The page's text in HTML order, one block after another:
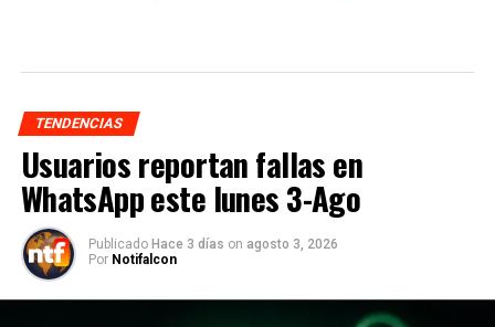
TENDENCIAS
Usuarios reportan fallas en
WhatsApp este lunes 3-Ago
Publicado Hace 3 días on agosto 3, 2026
Por Notifalcon